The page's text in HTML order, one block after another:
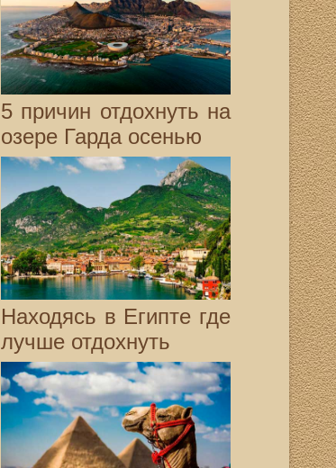
5 причин отдохнуть на
озере Гарда осенью
Находясь в Египте где
лучше отдохнуть